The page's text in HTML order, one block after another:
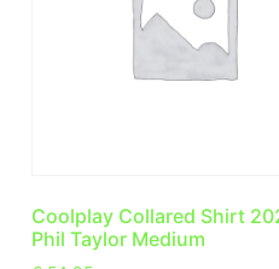
Coolplay Collared Shirt
Phil Taylor Medium